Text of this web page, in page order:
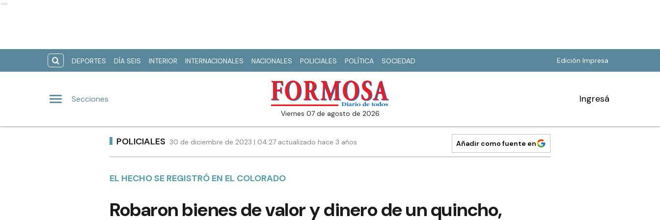
Ads
DEPORTES DÍA SEIS INTERIOR INTERNACIONALES NACIONALES POLICIALES POLÍTICA SOCIEDAD Edición Impresa
Secciones
viernes 07 de agosto de 2026
Ingresá
POLICIALES 30 de diciembre de 2023 | 04:27 actualizado hace 3 años Añadir como fuente en
EL HECHO SE REGISTRÓ EN EL COLORADO
Robaron bienes de valor y dinero de un quincho,